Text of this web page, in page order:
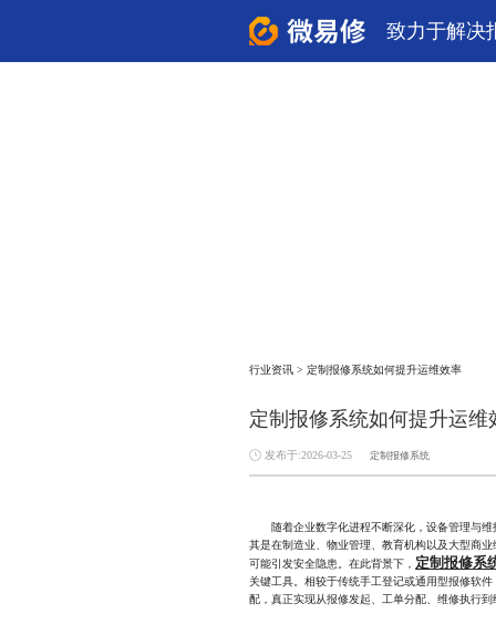
致力于解决
行业资讯 > 定制报修系统如何提升运维效率
定制报修系统如何提升运维
发布于:2026-03-25 定制报修系统
随着企业数字化进程不断深化，设备管理与维
其是在制造业、物业管理、教育机构以及大型商
可能引发安全隐患。在此背景下， 定制报修系
关键工具。相较于传统手工登记或通用型报修软
配，真正实现从报修发起、工单分配、维修执行